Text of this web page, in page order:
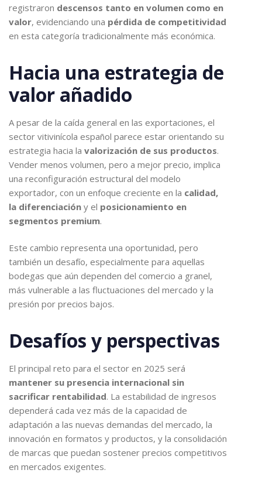
registraron descensos tanto en volumen como en
valor, evidenciando una pérdida de competitividad
en esta categoría tradicionalmente más económica.
Hacia una estrategia de
valor añadido
A pesar de la caída general en las exportaciones, el
sector vitivinícola español parece estar orientando su
estrategia hacia la valorización de sus productos.
Vender menos volumen, pero a mejor precio, implica
una reconfiguración estructural del modelo
exportador, con un enfoque creciente en la calidad,
la diferenciación y el posicionamiento en
segmentos premium.
Este cambio representa una oportunidad, pero
también un desafío, especialmente para aquellas
bodegas que aún dependen del comercio a granel,
más vulnerable a las fluctuaciones del mercado y la
presión por precios bajos.
Desafíos y perspectivas
El principal reto para el sector en 2025 será
mantener su presencia internacional sin
sacrificar rentabilidad. La estabilidad de ingresos
dependerá cada vez más de la capacidad de
adaptación a las nuevas demandas del mercado, la
innovación en formatos y productos, y la consolidación
de marcas que puedan sostener precios competitivos
en mercados exigentes.